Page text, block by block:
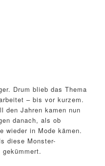
Drum blieb das Thema
– bis vor kurzem.
den Jahren kamen nun
danach, als ob
wieder in Mode kämen.
diese Monster-